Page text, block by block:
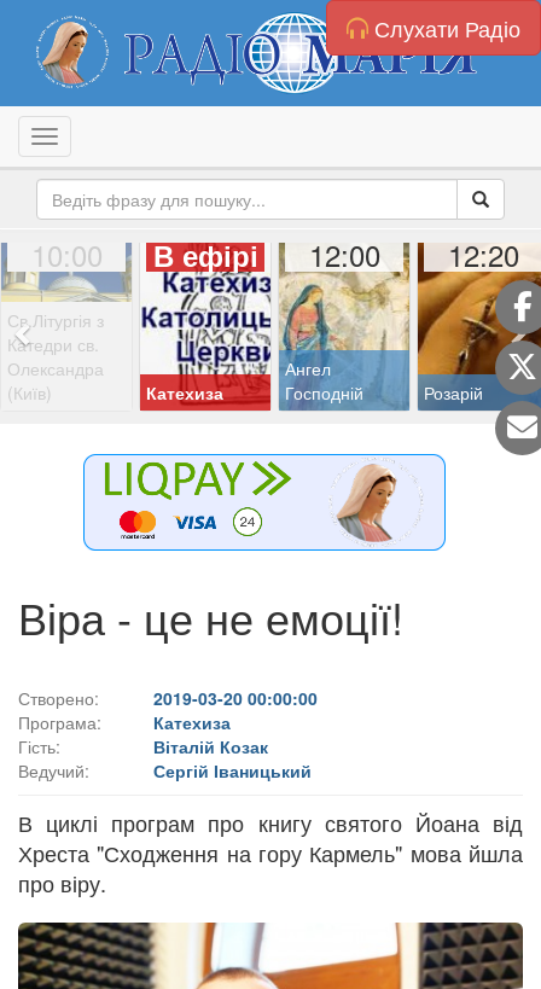
Слухати Радіо
Toggle navigation
10:00
Св.Літургія з
Катедри св.
Олександра
(Київ)
В ефірі
Катехиза
12:00
Ангел
Господній
12:20
Розарій
Віра - це не емоції!
Створено:
2019-03-20 00:00:00
Програма:
Катехиза
Гість:
Віталій Козак
Ведучий:
Сергій Іваницький
В циклі програм про книгу святого Йоана від
Хреста "Сходження на гору Кармель" мова йшла
про віру.